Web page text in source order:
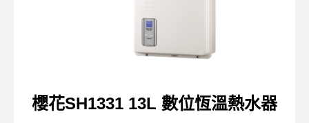
櫻花SH1331 13L 數位恆溫熱水器